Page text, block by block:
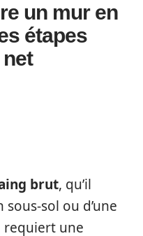
un mur en
étapes
brut, qu’il
sous-sol ou d’une
requiert une